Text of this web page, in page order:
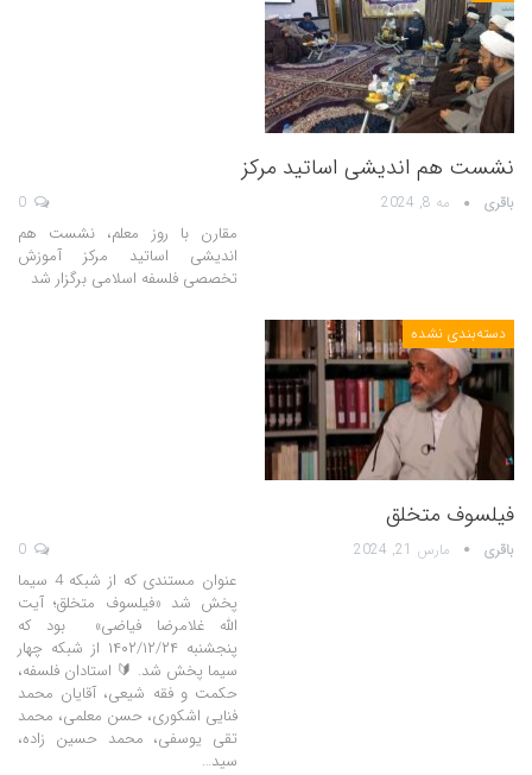
نشست هم اندیشی اساتید مرکز
باقری مه 8, 2024
مقارن با روز معلم، نشست هم
اندیشی اساتید مرکز آموزش
تخصصی فلسفه اسلامی برگزار شد
دسته‌بندی نشده
فیلسوف متخلق
باقری مارس 21, 2024
عنوان مستندی که از شبکه 4 سیما
پخش شد «فیلسوف متخلق؛ آیت
الله غلامرضا فیاضی» بود که
پنجشنبه ۱۴۰۲/۱۲/۲۴ از شبکه چهار
سیما پخش شد. 🔰 استادان فلسفه،
حکمت و فقه شیعی، آقایان محمد
فنایی اشکوری، حسن معلمی، محمد
تقی یوسفی، محمد حسین زاده،
سید…